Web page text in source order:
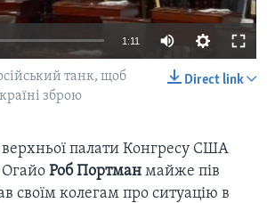
АМЕРИКИ
1:11
Direct link
танк, щоб
зброю
верхньої палати Конгресу США
Огайо Роб Портман майже пів
своїм колегам про ситуацію в